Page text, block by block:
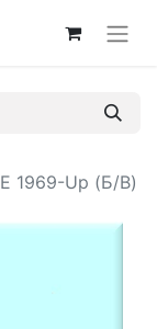
1969-Up (Б/В)